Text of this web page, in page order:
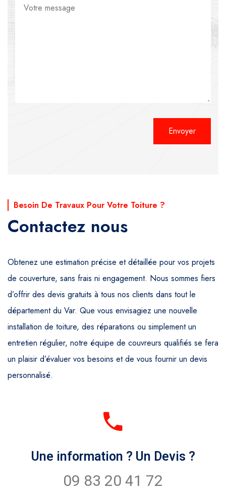
Besoin De Travaux Pour Votre Toiture ?
Contactez nous
Obtenez une estimation précise et détaillée pour vos projets
de couverture, sans frais ni engagement. Nous sommes fiers
d’offrir des devis gratuits à tous nos clients dans tout le
département du Var. Que vous envisagiez une nouvelle
installation de toiture, des réparations ou simplement un
entretien régulier, notre équipe de couvreurs qualifiés se fera
un plaisir d’évaluer vos besoins et de vous fournir un devis
personnalisé.
Une information ? Un Devis ?
09 83 20 41 72